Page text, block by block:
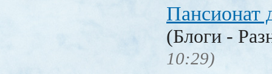
Пансионат
(Блоги -
10:29)